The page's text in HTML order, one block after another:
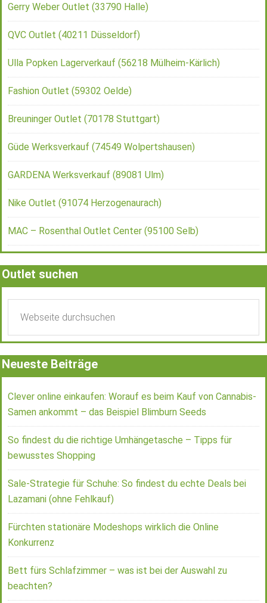
Gerry Weber Outlet (33790 Halle)
QVC Outlet (40211 Düsseldorf)
Ulla Popken Lagerverkauf (56218 Mülheim-Kärlich)
Fashion Outlet (59302 Oelde)
Breuninger Outlet (70178 Stuttgart)
Güde Werksverkauf (74549 Wolpertshausen)
GARDENA Werksverkauf (89081 Ulm)
Nike Outlet (91074 Herzogenaurach)
MAC – Rosenthal Outlet Center (95100 Selb)
Outlet suchen
Neueste Beiträge
Clever online einkaufen: Worauf es beim Kauf von Cannabis-
Samen ankommt – das Beispiel Blimburn Seeds
So findest du die richtige Umhängetasche – Tipps für
bewusstes Shopping
Sale-Strategie für Schuhe: So findest du echte Deals bei
Lazamani (ohne Fehlkauf)
Fürchten stationäre Modeshops wirklich die Online
Konkurrenz
Bett fürs Schlafzimmer – was ist bei der Auswahl zu
beachten?